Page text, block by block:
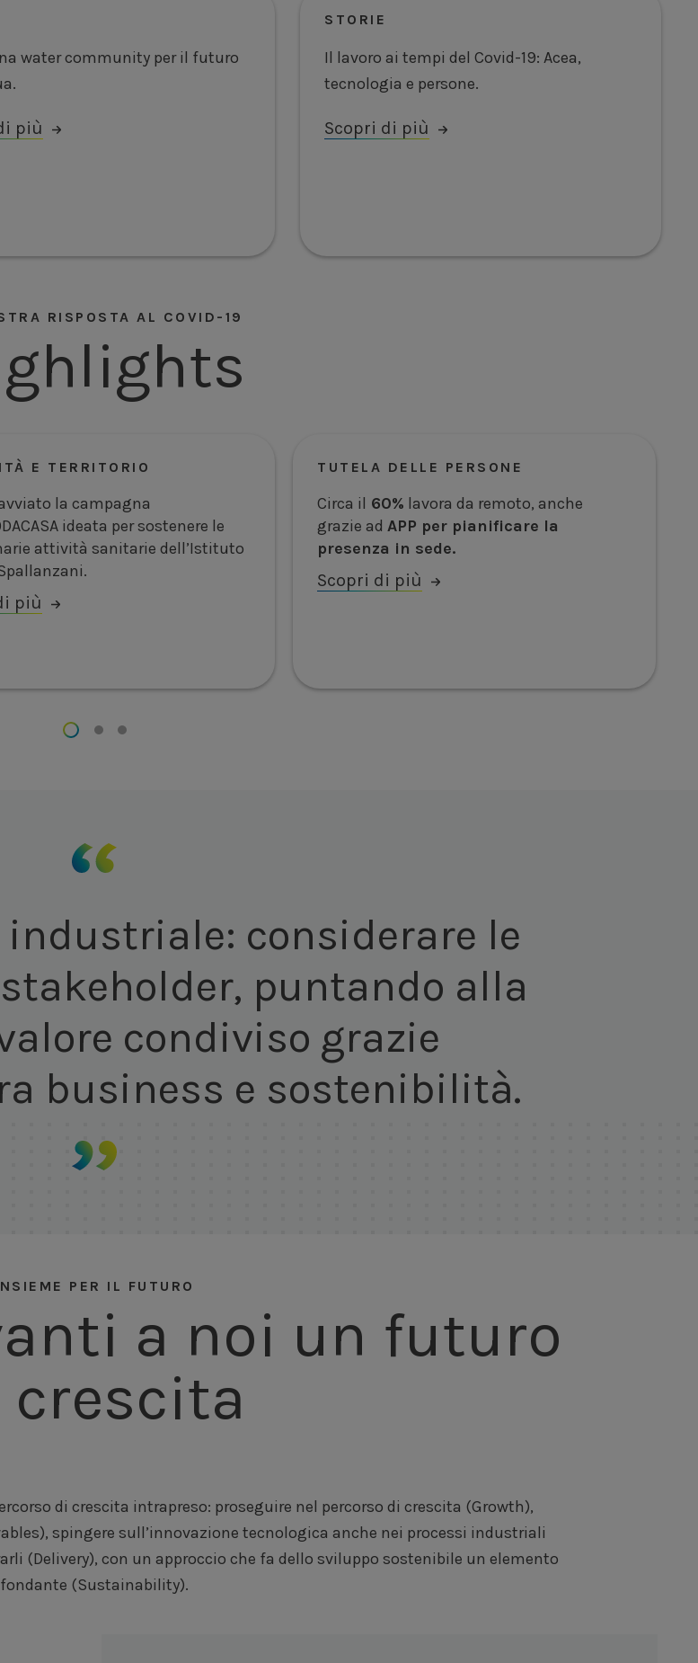
water community per il futuro
più
STORIE
Il lavoro ai tempi del Covid-19: Acea,
tecnologia e persone.
Scopri di più
RISPOSTA AL COVID-19
E TERRITORIO
la campagna
ideata per sostenere le
attività sanitarie dell’Istituto
più
TUTELA DELLE PERSONE
Circa il 60% lavora da remoto, anche
grazie adAPP per pianificare la
presenza in sede.
Scopri di più
considerare le
puntando alla
condiviso grazie
business e sostenibilità.
PER IL FUTURO
a noi un futuro
crescita
di crescita intrapreso: proseguire nel percorso di crescita (Growth),
spingere sull’innovazione tecnologica anche nei processi industriali
(Delivery), con un approccio che fa dello sviluppo sostenibile un elemento
fondante (Sustainability).